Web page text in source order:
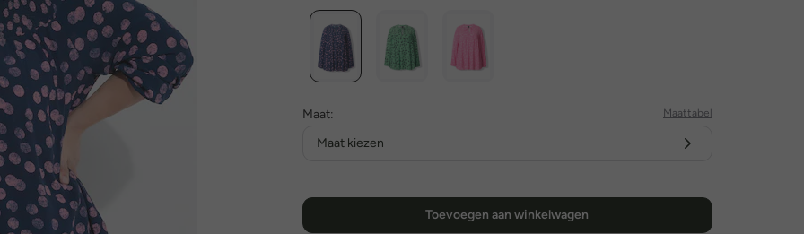
Maat: Maattabel
Maat kiezen
Toevoegen aan winkelwagen